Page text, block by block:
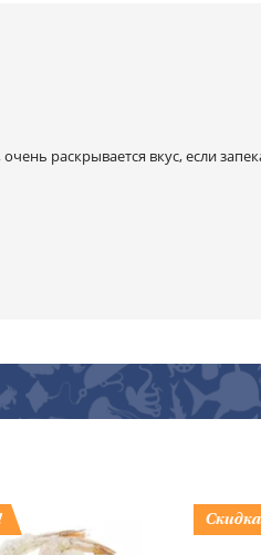
раскрывается вкус, если